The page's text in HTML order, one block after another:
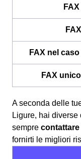
FAX nel
FAX
A seconda delle
Ligure, hai
sempre
fornirti le migliori